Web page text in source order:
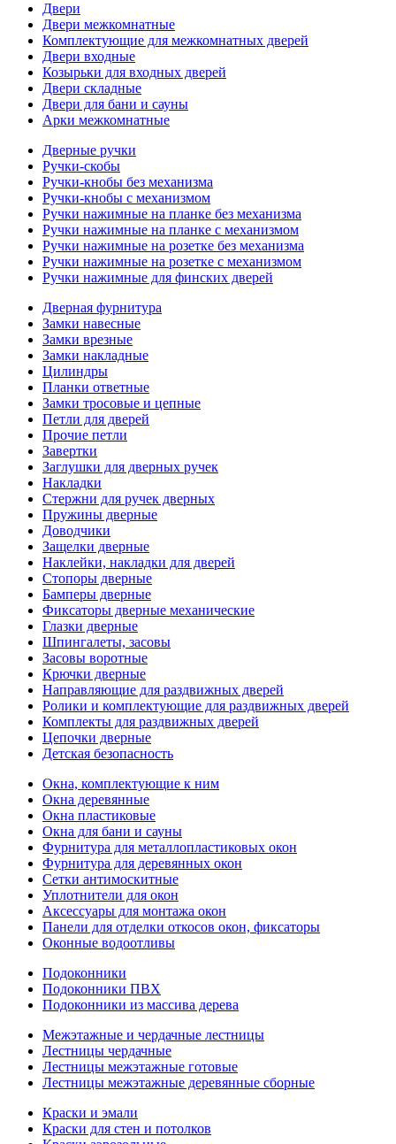
Двери
Двери межкомнатные
Комплектующие для межкомнатных дверей
Двери входные
Козырьки для входных дверей
Двери складные
Двери для бани и сауны
Арки межкомнатные
Дверные ручки
Ручки-скобы
Ручки-кнобы без механизма
Ручки-кнобы с механизмом
Ручки нажимные на планке без механизма
Ручки нажимные на планке с механизмом
Ручки нажимные на розетке без механизма
Ручки нажимные на розетке с механизмом
Ручки нажимные для финских дверей
Дверная фурнитура
Замки навесные
Замки врезные
Замки накладные
Цилиндры
Планки ответные
Замки тросовые и цепные
Петли для дверей
Прочие петли
Завертки
Заглушки для дверных ручек
Накладки
Стержни для ручек дверных
Пружины дверные
Доводчики
Защелки дверные
Наклейки, накладки для дверей
Стопоры дверные
Бамперы дверные
Фиксаторы дверные механические
Глазки дверные
Шпингалеты, засовы
Засовы воротные
Крючки дверные
Направляющие для раздвижных дверей
Ролики и комплектующие для раздвижных дверей
Комплекты для раздвижных дверей
Цепочки дверные
Детская безопасность
Окна, комплектующие к ним
Окна деревянные
Окна пластиковые
Окна для бани и сауны
Фурнитура для металлопластиковых окон
Фурнитура для деревянных окон
Сетки антимоскитные
Уплотнители для окон
Аксессуары для монтажа окон
Панели для отделки откосов окон, фиксаторы
Оконные водоотливы
Подоконники
Подоконники ПВХ
Подоконники из массива дерева
Межэтажные и чердачные лестницы
Лестницы чердачные
Лестницы межэтажные готовые
Лестницы межэтажные деревянные сборные
Краски и эмали
Краски для стен и потолков